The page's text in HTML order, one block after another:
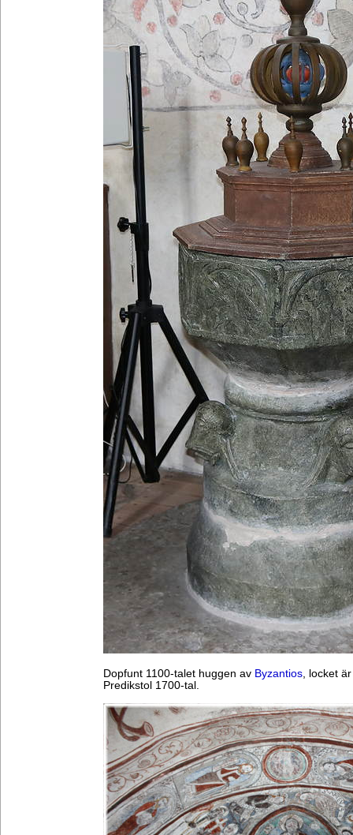
Dopfunt 1100-talet huggen av Byzantios, locket
Predikstol 1700-tal.